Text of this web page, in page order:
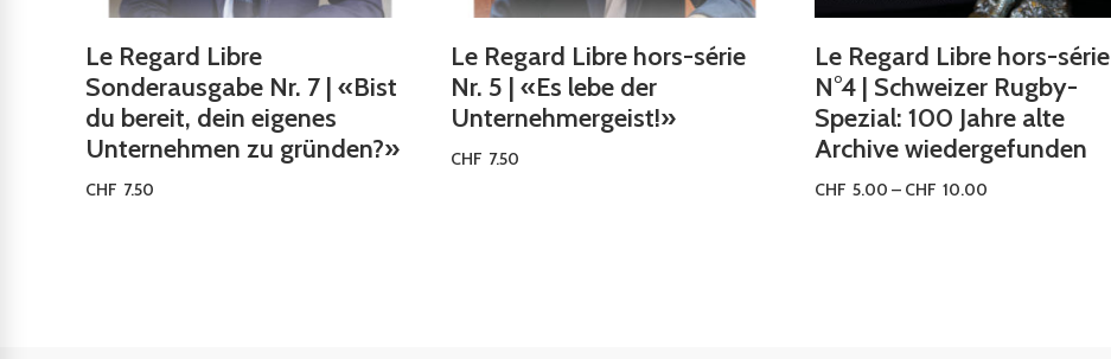
Le Regard Libre
Sonderausgabe Nr. 7 | «Bist
du bereit, dein eigenes
Unternehmen zu gründen?»
CHF 7.50
Le Regard Libre hors-série
Nr. 5 | «Es lebe der
Unternehmergeist!»
CHF 7.50
Le Regard Libre hors-série
N°4 | Schweizer Rugby-
Spezial: 100 Jahre alte
Archive wiedergefunden
CHF 5.00 – CHF 10.00